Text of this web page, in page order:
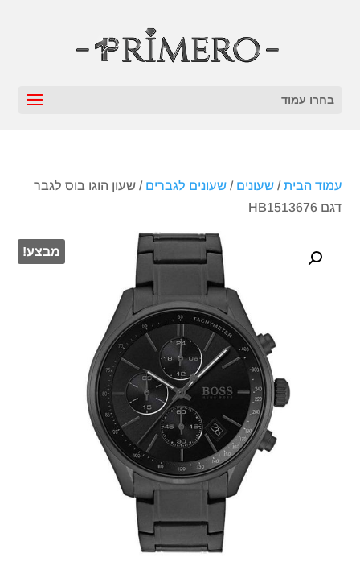
בחרו עמוד
עמוד הבית/שעונים /שעונים לגברים / שעון הוגו בוס לגבר
דגם HB1513676
מבצע!